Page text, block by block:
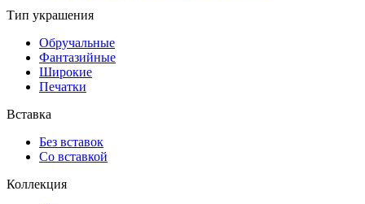
Тип украшения
Обручальные
Фантазийные
Широкие
Печатки
Вставка
Без вставок
Со вставкой
Коллекция